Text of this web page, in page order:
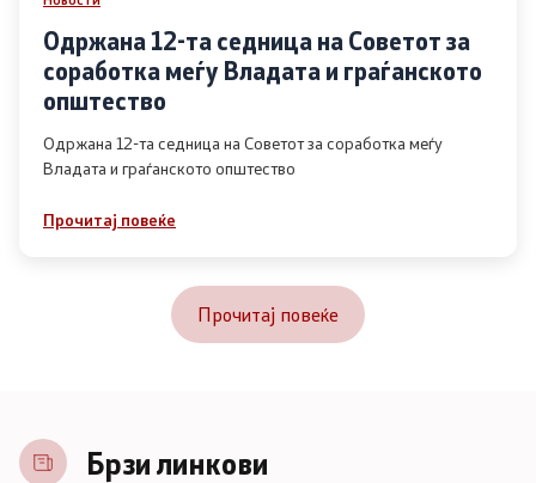
Одржана 12-та седница на Советот за
соработка меѓу Владата и граѓанското
општество
Одржана 12-та седница на Советот за соработка меѓу
Владата и граѓанското општество
Прочитај повеќе
Прочитај повеќе
Брзи линкови